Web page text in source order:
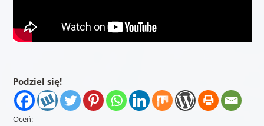
Podziel się!
Oceń: